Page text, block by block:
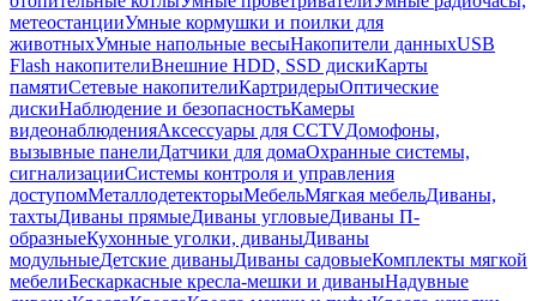
метеостанцииУмные кормушки и поилки для
животныхУмные напольные весыНакопители данныхUSB
Flash накопителиВнешние HDD, SSD дискиКарты
памятиСетевые накопителиКартридерыОптические
дискиНаблюдение и безопасностьКамеры
видеонаблюденияАксессуары для CCTVДомофоны,
вызывные панелиДатчики для домаОхранные системы,
сигнализацииСистемы контроля и управления
доступомМеталлодетекторыМебельМягкая мебельДиваны,
тахтыДиваны прямыеДиваны угловыеДиваны П-
образныеКухонные уголки, диваныДиваны
модульныеДетские диваныДиваны садовыеКомплекты мягкой
мебелиБескаркасные кресла-мешки и диваныНадувные